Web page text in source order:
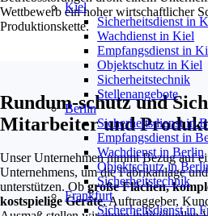
Kiel
Sicherheitsdienst in
Wachdienst in Kiel
Empfangsdienst in
Objektschutz in Kiel
Sicherheitstechnik
Stellenangebote
Berlin
Sicherheitsdienst in
Empfangsdienst in
Wachdienst in Berlin
Objektschutz in
Sicherheitstechnik
Frankfurt
Sicherheitsdienst in
Wettbewerb ein hoher wirtschaftlicher
Produktionskette.
Rundum-schutz und
Mitarbeiter und
Unser Unternehmen nimmt Bezug auf
Unternehmens, um die Fabrikanlage
unterstützen. Obgroße Flächen,
kostspielige Geräte, Auftraggeber,